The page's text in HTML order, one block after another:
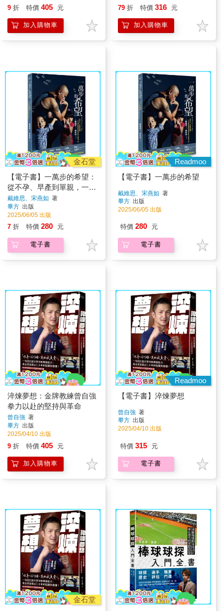
9 折 特價 405 元
加入購物車
79 折 特價 316 元
加入購物車
金石堂
【電子書】一萬步的希望：
從不孕、早產到單親，一位
父親與雙胞胎勇闖世界的英
雄之旅
戴維思、宋燕如 著
畢方 出版
2025/06/05 出版
7 折 特價 280 元
電子書
Readmoo
【電子書】一萬步的希望
戴維思、宋燕如 著
畢方 出版
2025/06/05 出版
特價 280 元
電子書
淬煉夢想：金牌教練曾自強
拳力以赴的堅持與革命
曾自強 著
畢方 出版
2025/04/10 出版
9 折 特價 405 元
加入購物車
Readmoo
【電子書】淬煉夢想
曾自強 著
畢方 出版
2025/04/10 出版
特價 315 元
電子書
金石堂